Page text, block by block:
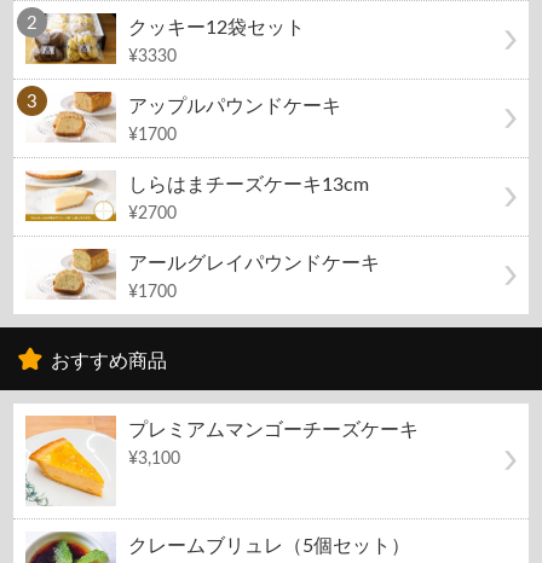
クッキー12袋セット
¥3330
アップルパウンドケーキ
¥1700
しらはまチーズケーキ13cm
¥2700
アールグレイパウンドケーキ
¥1700
おすすめ商品
プレミアムマンゴーチーズケーキ
¥3,100
クレームブリュレ（5個セット）